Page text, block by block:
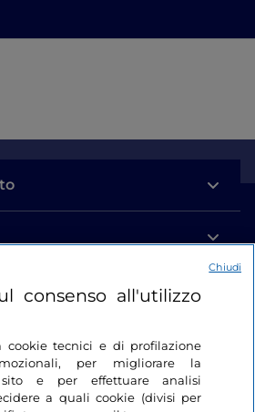
consenso all'utilizzo
cookie tecnici e di profilazione
per migliorare la
e per effettuare analisi
a quali cookie (divisi per
Chiudi